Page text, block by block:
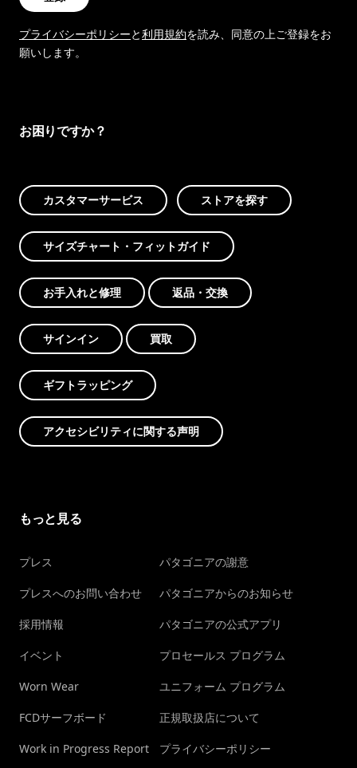
プライバシーポリシーと利用規約を読み、同意の上ご登録をお
願いします。
お困りですか？
カスタマーサービス ストアを探す
サイズチャート・フィットガイド
お手入れと修理 返品・交換
サインイン 買取
ギフトラッピング
アクセシビリティに関する声明
もっと見る
プレス
プレスへのお問い合わせ
採用情報
イベント
Worn Wear
FCDサーフボード
Work in Progress Report
パタゴニアの謝意
パタゴニアからのお知らせ
パタゴニアの公式アプリ
プロセールス プログラム
ユニフォーム プログラム
正規取扱店について
プライバシーポリシー